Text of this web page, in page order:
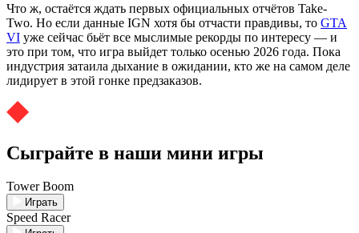
Что ж, остаётся ждать первых официальных отчётов Take-
Two. Но если данные IGN хотя бы отчасти правдивы, то GTA
VI уже сейчас бьёт все мыслимые рекорды по интересу — и
это при том, что игра выйдет только осенью 2026 года. Пока
индустрия затаила дыхание в ожидании, кто же на самом деле
лидирует в этой гонке предзаказов.
Сыграйте в наши мини игры
Tower Boom
Играть
Speed Racer